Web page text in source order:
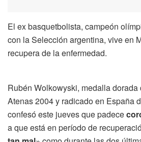
El ex basquetbolista, campeón
con la Selección argentina, vive en
recupera de la enfermedad.
Rubén Wolkowyski, medalla dorada
Atenas 2004 y radicado en España
confesó este jueves que padece
a que está en período de